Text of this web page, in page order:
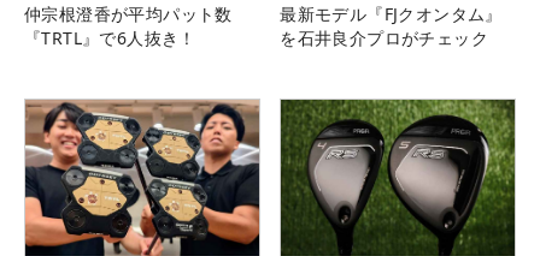
仲宗根澄香が平均パット数
『TRTL』で6人抜き！
最新モデル『FJクオンタム』
を石井良介プロがチェック